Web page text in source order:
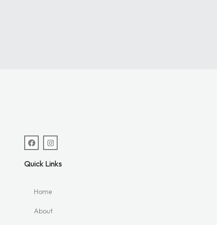
Quick Links
Home
About